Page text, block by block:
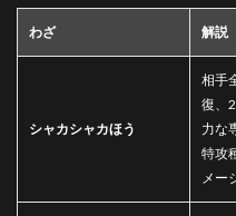
わざ 解説
シャカシャカほう
相手
復、
力な
特攻
メー